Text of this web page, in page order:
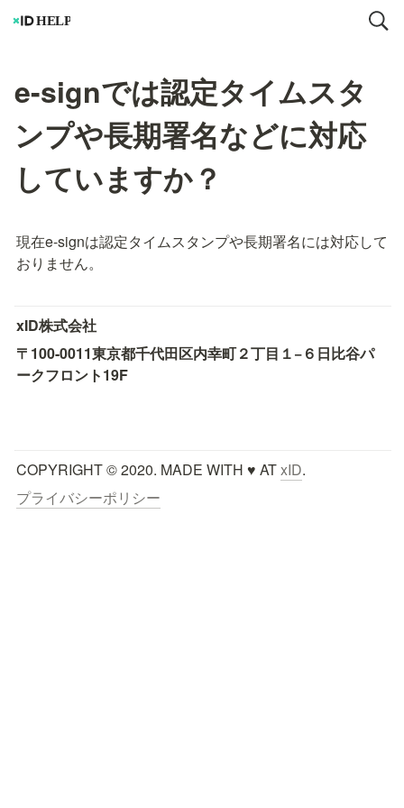
e-signでは認定タイムスタ
ンプや長期署名などに対応
していますか？
現在e-signは認定タイムスタンプや長期署名には対応して
おりません。
xID株式会社
〒100-0011東京都千代田区内幸町２丁目１−６ 日比谷パ
ークフロント19F
COPYRIGHT © 2020. MADE WITH ♥ AT xID.
プライバシーポリシー